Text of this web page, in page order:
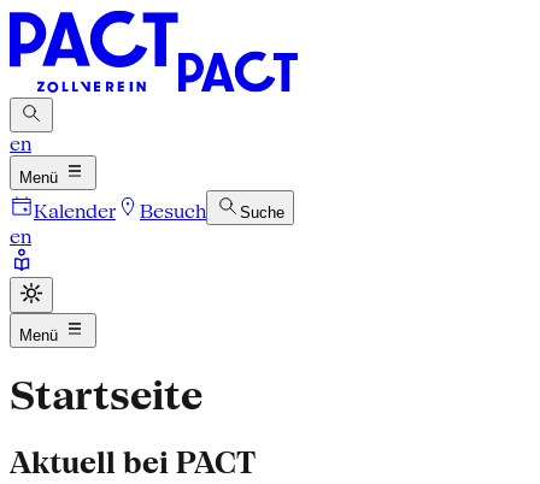
en
Menü
Kalender Besuch Suche
en
Menü
Startseite
Aktuell bei PACT